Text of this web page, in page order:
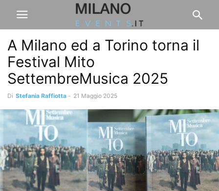
A Milano ed a Torino torna il
Festival Mito
SettembreMusica 2025
Di Stefania Raffiotta - 21 Maggio 2025